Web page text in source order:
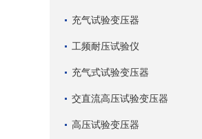
充气试验变压器
工频耐压试验仪
充气式试验变压器
交直流高压试验变压器
高压试验变压器